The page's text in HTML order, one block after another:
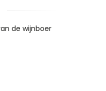
Vineé Vineuse
de wijnboer